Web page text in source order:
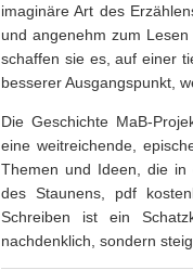
imaginäre Art des
und angenehm zum
schaffen sie es, auf einer
besserer Ausgangspunkt,
Die Geschichte MaB-
eine weitreichende,
Themen und Ideen, die in
des Staunens, pdf
Schreiben ist ein
nachdenklich, sondern